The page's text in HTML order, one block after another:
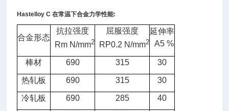
Hastelloy C在常温下合金力学性能:
合金形态
抗拉强度
Rm N/mm2
屈服强度
RP0.2 N/mm2
延伸率
A5 %
棒材 690 315 30
热轧板 690 315 30
冷轧板 690 285 40